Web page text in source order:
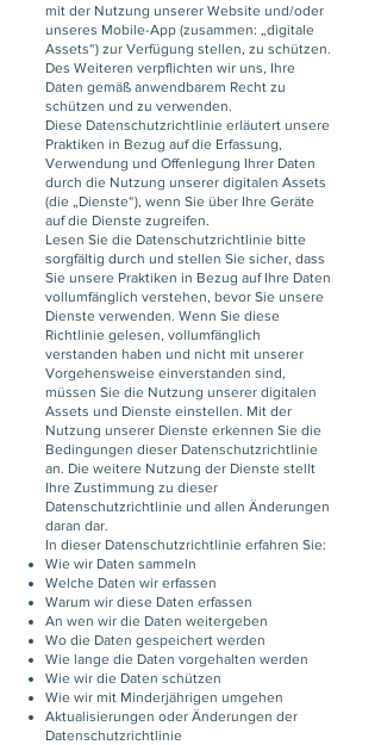
mit der Nutzung unserer Website und/oder
unseres Mobile-App (zusammen: „digitale
Assets“) zur Verfügung stellen, zu schützen.
Des Weiteren verpflichten wir uns, Ihre
Daten gemäß anwendbarem Recht zu
schützen und zu verwenden.
Diese Datenschutzrichtlinie erläutert unsere
Praktiken in Bezug auf die Erfassung,
Verwendung und Offenlegung Ihrer Daten
durch die Nutzung unserer digitalen Assets
(die „Dienste“), wenn Sie über Ihre Geräte
auf die Dienste zugreifen.
Lesen Sie die Datenschutzrichtlinie bitte
sorgfältig durch und stellen Sie sicher, dass
Sie unsere Praktiken in Bezug auf Ihre Daten
vollumfänglich verstehen, bevor Sie unsere
Dienste verwenden. Wenn Sie diese
Richtlinie gelesen, vollumfänglich
verstanden haben und nicht mit unserer
Vorgehensweise einverstanden sind,
müssen Sie die Nutzung unserer digitalen
Assets und Dienste einstellen. Mit der
Nutzung unserer Dienste erkennen Sie die
Bedingungen dieser Datenschutzrichtlinie
an. Die weitere Nutzung der Dienste stellt
Ihre Zustimmung zu dieser
Datenschutzrichtlinie und allen Änderungen
daran dar.
In dieser Datenschutzrichtlinie erfahren Sie:
Wie wir Daten sammeln
Welche Daten wir erfassen
Warum wir diese Daten erfassen
An wen wir die Daten weitergeben
Wo die Daten gespeichert werden
Wie lange die Daten vorgehalten werden
Wie wir die Daten schützen
Wie wir mit Minderjährigen umgehen
Aktualisierungen oder Änderungen der
Datenschutzrichtlinie